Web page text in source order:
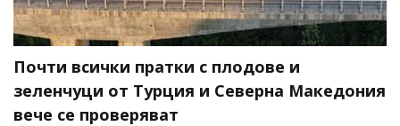
Почти всички пратки с плодове и
зеленчуци от Турция и Северна Македония
вече се проверяват